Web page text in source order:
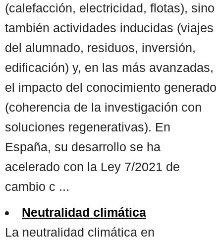
(calefacción, electricidad, flotas), sino
también actividades inducidas (viajes
del alumnado, residuos, inversión,
edificación) y, en las más avanzadas,
el impacto del conocimiento generado
(coherencia de la investigación con
soluciones regenerativas). En
España, su desarrollo se ha
acelerado con la Ley 7/2021 de
cambio c ...
Neutralidad climática
La neutralidad climática en